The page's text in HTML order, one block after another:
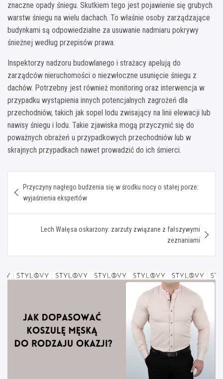
znaczne opady śniegu. Skutkiem tego jest pojawienie się grubych
warstw śniegu na wielu dachach. To właśnie osoby zarządzające
budynkami są odpowiedzialne za usuwanie nadmiaru pokrywy
śnieżnej według przepisów prawa.
Inspektorzy nadzoru budowlanego i strażacy apelują do
zarządców nieruchomości o niezwłoczne usunięcie śniegu z
dachów. Potrzebny jest również monitoring oraz interwencja w
przypadku wystąpienia innych potencjalnych zagrożeń dla
przechodniów, takich jak sopel lodu zwisający na linii elewacji lub
nawisy śniegu i lodu. Takie zjawiska mogą przyczynić się do
poważnych obrażeń u przypadkowych przechodniów lub w
skrajnych przypadkach nawet prowadzić do ich śmierci.
wpisu
Przyczyny nagłego budzenia się w środku nocy o stałej porze:
wyjaśnienia ekspertów
Lech Wałęsa oskarżony: zarzuty związane z fałszywymi
zeznaniami